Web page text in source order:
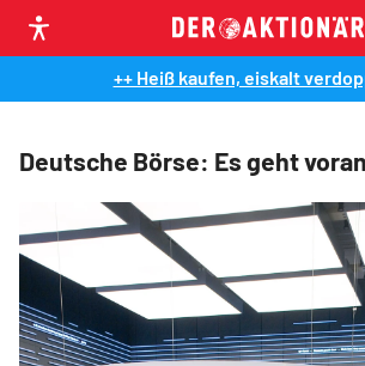
++ Heiß kaufen, eiskalt
Deutsche Börse: Es geht voran